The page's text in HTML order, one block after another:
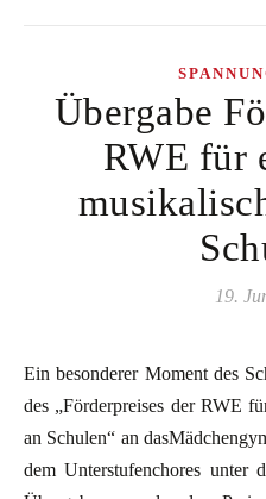
Übergabe
RWE für
19.
Ein besonderer Moment des Schülerkonzerts war die Übergabe
des „Förderpreises der RWE
an Schulen“ an
dem Unterstufenchores